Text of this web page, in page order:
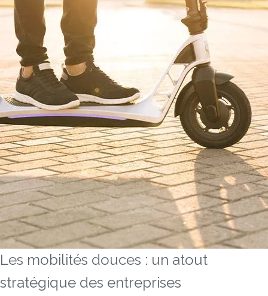
Les mobilités douces : un atout
stratégique des entreprises